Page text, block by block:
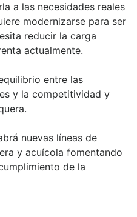
a las necesidades reales
modernizarse para ser
reducir la carga
actualmente.
entre las
y la competitividad y
nuevas líneas de
y acuícola fomentando
de la